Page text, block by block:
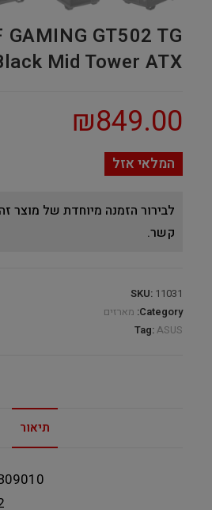
GAMING GT502 TG
Mid Tower ATX
₪849.00
המלאי אזל
לבירור הזמנה מיוחדת של מוצר זה
קשר.
SKU: 11031
Category: מארזים
Tag:ASUS
תיאור